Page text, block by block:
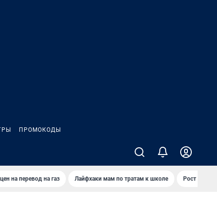
ПРОМОКОДЫ
на перевод на газ Лайфхаки мам по тратам к школе Рост цен на